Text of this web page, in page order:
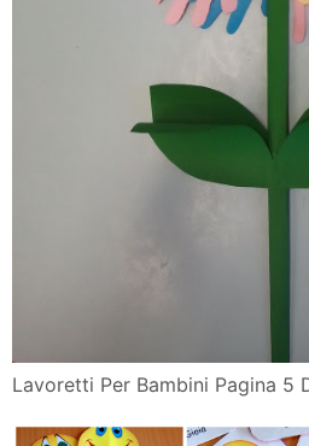
Lavoretti Per Bambini Pagina 5